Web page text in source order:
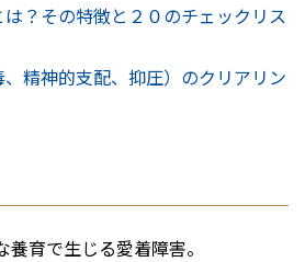
？その特徴と２０のチェックリス
精神的支配、抑圧）のクリアリン
育で生じる愛着障害。